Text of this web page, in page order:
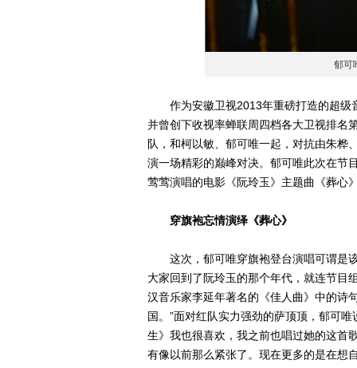
郁可
作为安徽卫视2013年重磅打造的超级
并曾创下收视率蝉联周四档各大卫视排名
队，和柯以敏、郁可唯一起，对抗由朱桦
演一场精彩的巅峰对决。郁可唯此次在节
莺莺演唱的电影《阮玲玉》主题曲《葬心
穿旗袍忘情演绎《葬心》
这次，郁可唯穿旗袍登台演唱可谓是该
大家回到了阮玲玉的那个年代，就连节目
汉音乐家李延年著名的《佳人曲》中的诗
国。”面对红队实力强劲的萨顶顶，郁可
生》我也很喜欢，我之前也唱过她的这首
有像以前那么紧张了。现在更多的是在想